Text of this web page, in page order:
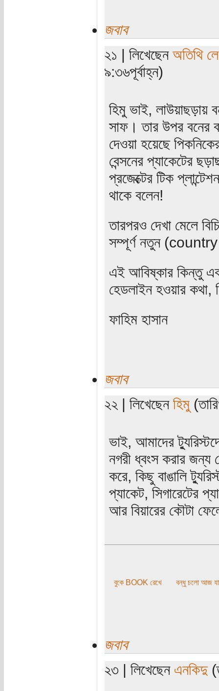
জবাব
২১ | লিখেছেনঅতিথি
৯:৩৬পূর্বাহ্ন)
হিমু ভাই,
সাফ। তার উপর বনের
দেওয়া হয়েছে
বেন্সনের প্যাকেটের
প্রজেক্টের টিক
থাকে বলেন!
তারপরও দেখা মেলে
সম্পূর্ণ নতুন (country
এই আবিষ্কার কিন্তু
হেডলাইন হওয়ার
ফাহিম হাসান
জবাব
২২ | লিখেছেনহিমু
ভাই, আমাদের
নগরী ধ্বংস করার জন্য
করে, কিছু বাঙালি
প্যাকেট, সিগারেটের
আর বিয়ারের কৌটা
বুকে BOOK রেখে বন্ধু চলো আজ
জবাব
২৩ | লিখেছেন এনকিদু